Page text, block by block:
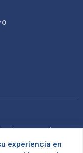
reservados.
experiencia en